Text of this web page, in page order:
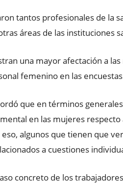
tantos profesionales de la
áreas de las instituciones
una mayor afectación a
femenino en las
que en términos
en las mujeres
algunos que tienen que
a cuestiones
concreto de los